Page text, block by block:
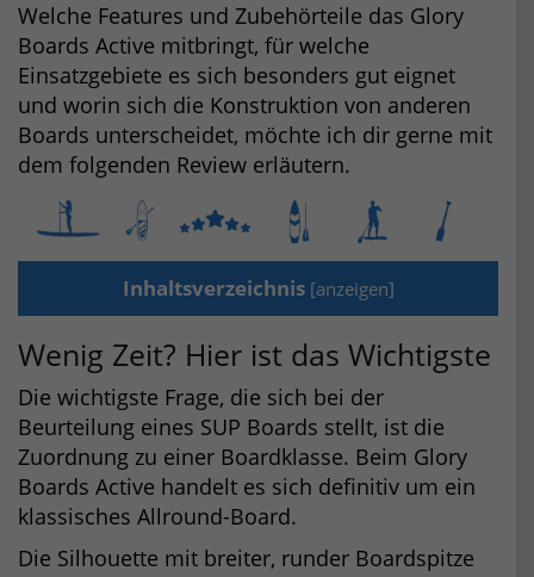
Welche Features und Zubehörteile das Glory
Boards Active mitbringt, für welche
Einsatzgebiete es sich besonders gut eignet
und worin sich die Konstruktion von anderen
Boards unterscheidet, möchte ich dir gerne mit
dem folgenden Review erläutern.
Inhaltsverzeichnis [anzeigen]
Wenig Zeit? Hier ist das Wichtigste
Die wichtigste Frage, die sich bei der
Beurteilung eines SUP Boards stellt, ist die
Zuordnung zu einer Boardklasse. Beim Glory
Boards Active handelt es sich definitiv um ein
klassisches Allround-Board.
Die Silhouette mit breiter, runder Boardspitze